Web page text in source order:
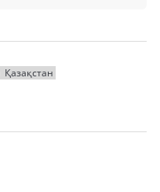
Қазақстан